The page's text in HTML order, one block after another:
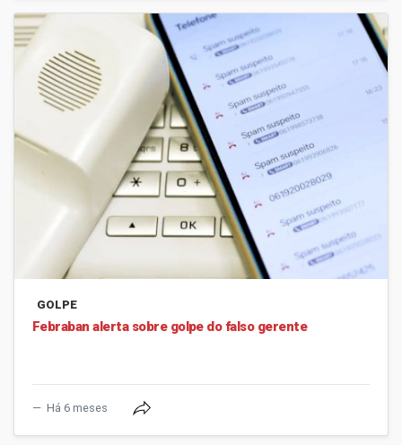
GOLPE
Febraban alerta sobre golpe do falso gerente
Há 6 meses